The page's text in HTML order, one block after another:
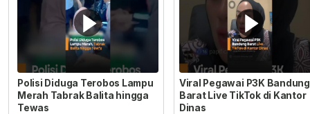
Polisi Diduga Terobos Lampu
Merah Tabrak Balita hingga
Tewas
Viral Pegawai P3K Bandung
Barat Live TikTok di Kantor
Dinas